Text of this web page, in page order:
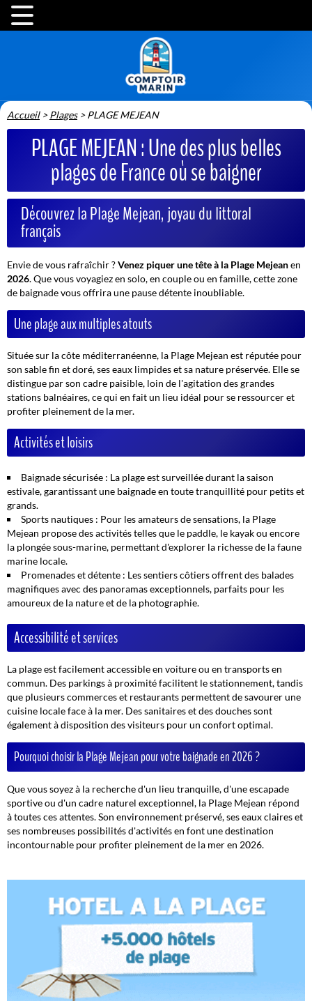
Accueil>Plages>PLAGE MEJEAN
PLAGE MEJEAN : Une des plus belles
plages de France où se baigner
Découvrez la Plage Mejean, joyau du littoral
français
Envie de vous rafraîchir ?Venez piquer une tête à la Plage Mejeanen
2026. Que vous voyagiez en solo, en couple ou en famille, cette zone
de baignade vous offrira une pause détente inoubliable.
Une plage aux multiples atouts
Située sur la côte méditerranéenne, la Plage Mejean est réputée pour
son sable fin et doré, ses eaux limpides et sa nature préservée. Elle se
distingue par son cadre paisible, loin de l'agitation des grandes
stations balnéaires, ce qui en fait un lieu idéal pour se ressourcer et
profiter pleinement de la mer.
Activités et loisirs
Baignade sécurisée : La plage est surveillée durant la saison
estivale, garantissant une baignade en toute tranquillité pour petits et
grands.
Sports nautiques : Pour les amateurs de sensations, la Plage
Mejean propose des activités telles que le paddle, le kayak ou encore
la plongée sous-marine, permettant d'explorer la richesse de la faune
marine locale.
Promenades et détente : Les sentiers côtiers offrent des balades
magnifiques avec des panoramas exceptionnels, parfaits pour les
amoureux de la nature et de la photographie.
Accessibilité et services
La plage est facilement accessible en voiture ou en transports en
commun. Des parkings à proximité facilitent le stationnement, tandis
que plusieurs commerces et restaurants permettent de savourer une
cuisine locale face à la mer. Des sanitaires et des douches sont
également à disposition des visiteurs pour un confort optimal.
Pourquoi choisir la Plage Mejean pour votre baignade en 2026 ?
Que vous soyez à la recherche d'un lieu tranquille, d'une escapade
sportive ou d'un cadre naturel exceptionnel, la Plage Mejean répond
à toutes ces attentes. Son environnement préservé, ses eaux claires et
ses nombreuses possibilités d'activités en font une destination
incontournable pour profiter pleinement de la mer en 2026.